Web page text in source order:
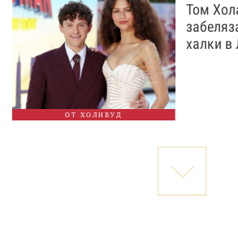
ОТ ХОЛИВУД
Том
халки в